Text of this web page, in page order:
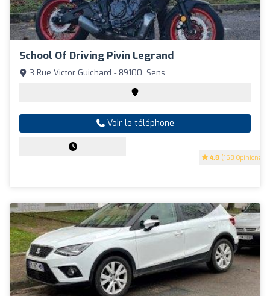
School Of Driving Pivin Legrand
4.8 (168 Opinions)
3 Rue Victor Guichard - 89100, Sens
Voir le téléphone